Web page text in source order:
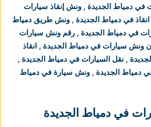
في دمياط الجديدة , ونش إنقاذ سيارات
في دمياط الجديدة , ونش طريق دمياط
في دمياط الجديدة , رقم ونش سيارات
ونش سيارات في دمياط الجديدة , انقاذ
, نقل السيارات في دمياط الجديدة ,
الجديدة , ونش سيارة في دمياط
في دمياط الجديدة